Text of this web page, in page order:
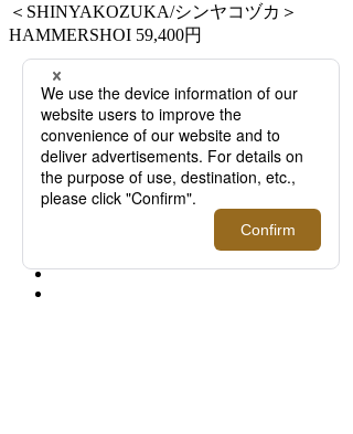
＜SHINYAKOZUKA/シンヤコヅカ＞
HAMMERSHOI 59,400円